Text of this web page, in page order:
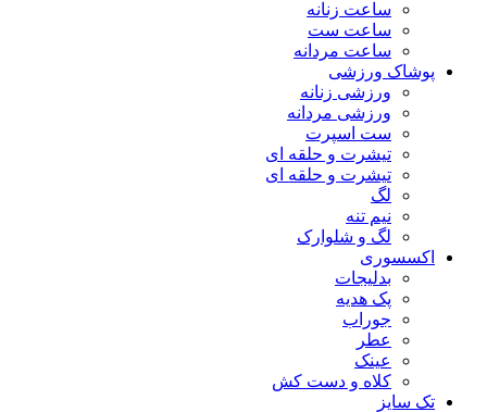
ساعت زنانه
ساعت ست
ساعت مردانه
پوشاک ورزشی
ورزشی زنانه
ورزشی مردانه
ست اسپرت
تیشرت و حلقه ای
تیشرت و حلقه ای
لگ
نیم تنه
لگ و شلوارک
اکسسوری
بدلیجات
پک هدیه
جوراب
عطر
عینک
کلاه و دست کش
تک سایز